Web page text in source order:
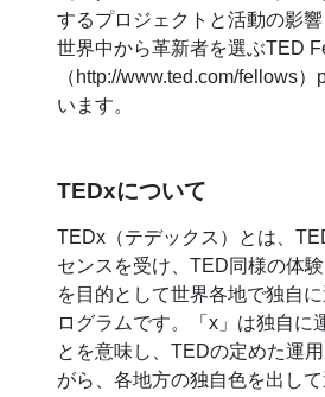
するプロジェクトと活動の影
世界中から革新者を選ぶTED
（http://www.ted.com/fellows
います。
TEDxについて
TEDx（テデックス）とは、
センスを受け、TED同様の体
を目的として世界各地で独自
ログラムです。「x」は独自に
とを意味し、TEDの定めた運
がら、各地方の独自色を出し